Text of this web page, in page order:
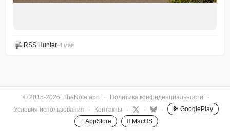
RSS Hunter•4 мая
© 2015-2026, TheNote.app · Политика конфиденциальности
·
Условия использования
· Контакты · · ·
GooglePlay
 AppStore
 MacOS